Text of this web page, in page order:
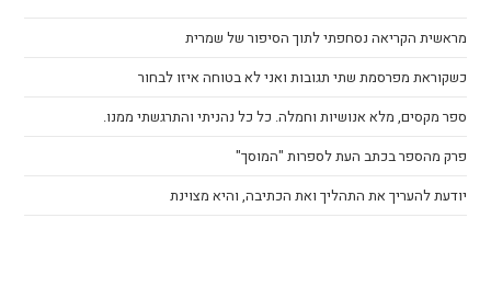
מראשית הקריאה נסחפתי לתוך הסיפור של שמרית
כשקוראת מפרסמת שתי תגובות ואני לא בטוחה איזו לבחור
ספר מקסים, מלא אנושיות וחמלה. כל כל נהניתי והתרגשתי ממנו.
פרק מהספר בכתב העת לספרות "המוסך"
יודעת להעריך את התהליך ואת הכתיבה, והיא מצוינת